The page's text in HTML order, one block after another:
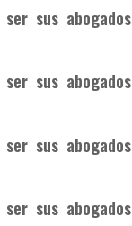
sus abogados
sus abogados
sus abogados
sus abogados